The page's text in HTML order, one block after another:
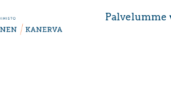
Palvelumme